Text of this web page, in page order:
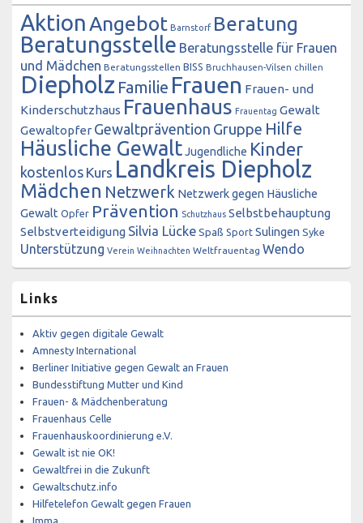
AktionAngebot Barnstorf Beratung
Beratungsstelle Beratungsstelle für Frauen
und Mädchen Beratungsstellen BISS Bruchhausen-Vilsen chillen
Diepholz Familie Frauen Frauen- und
Kinderschutzhaus Frauenhaus Frauentag Gewalt
Gewaltopfer Gewaltprävention Gruppe Hilfe
Häusliche GewaltJugendliche Kinder
kostenlos Kurs Landkreis Diepholz
Mädchen Netzwerk Netzwerk gegen Häusliche
Gewalt Opfer Prävention Schutzhaus Selbstbehauptung
Selbstverteidigung Silvia Lücke Spaß Sport Sulingen Syke
Unterstützung Verein Weihnachten Weltfrauentag Wendo
Links
Aktiv gegen digitale Gewalt
Amnesty International
Berliner Initiative gegen Gewalt an Frauen
Bundesstiftung Mutter und Kind
Frauen- & Mädchenberatung
Frauenhaus Celle
Frauenhauskoordinierung e.V.
Gewalt ist nie OK!
Gewaltfrei in die Zukunft
Gewaltschutz.info
Hilfetelefon Gewalt gegen Frauen
Imma